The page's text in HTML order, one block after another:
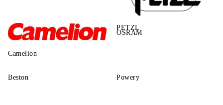
PETZL
Camelion
OSRAM
Beston Powery